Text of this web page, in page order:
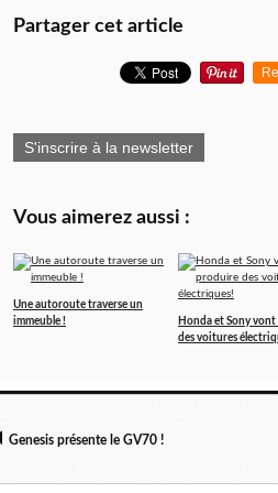
Partager cet article
S'inscrire à la newsletter
Vous aimerez aussi :
Une autoroute traverse un
immeuble !
Honda et Sony
des voitures
Genesis présente le GV70 !